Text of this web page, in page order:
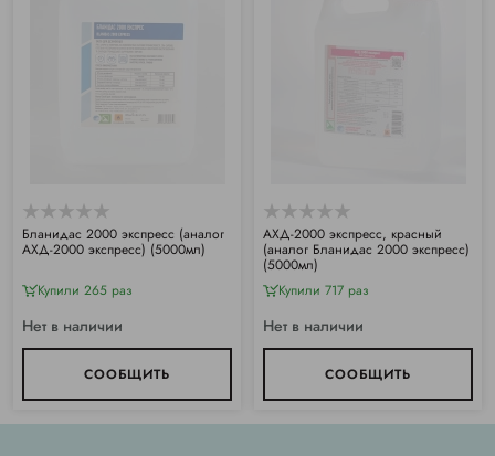
Бланидас 2000 экспресс (аналог
АХД-2000 экспресс) (5000мл)
Купили 265 раз
Нет в наличии
СООБЩИТЬ
АХД-2000 экспресс, красный
(аналог Бланидас 2000 экспресс)
(5000мл)
Купили 717 раз
Нет в наличии
СООБЩИТЬ